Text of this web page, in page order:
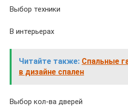
Выбор техники
В интерьерах
Читайте также: Спальные
в дизайне спален
Выбор кол-ва дверей